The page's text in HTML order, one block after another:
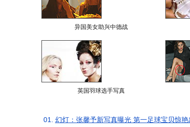
异国美女助兴中德战
英国羽球选手写真
01. 幻灯：张馨予新写真曝光 第一足球宝贝惊艳